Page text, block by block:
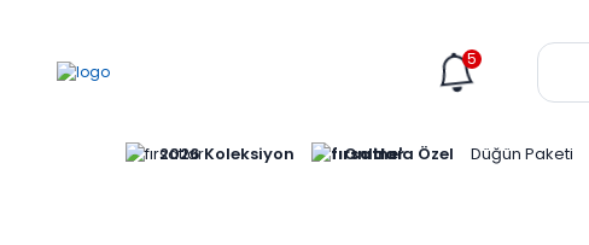
5
2026 Koleksiyon Online'a Özel Düğün Paketi